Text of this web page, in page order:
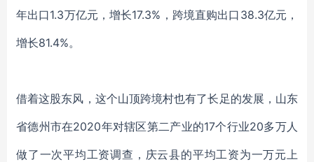
年出口1.3万亿元，增长17.3%，跨境直购出口38.3亿元，
增长81.4%。
借着这股东风，这个山顶跨境村也有了长足的发展，山东
省德州市在2020年对辖区第二产业的17个行业20多万人
做了一次平均工资调查，庆云县的平均工资为一万元上